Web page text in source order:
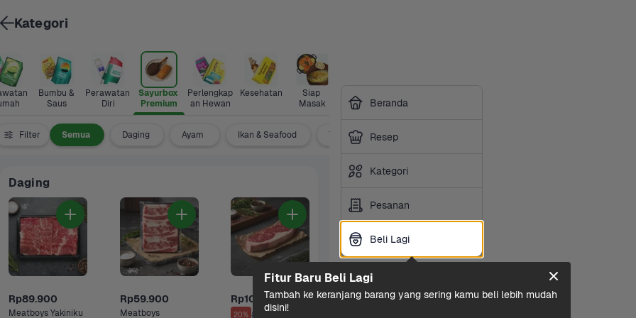
Bumbu &
Saus
Perawatan
Diri
Sayurbox
Premium
Perlengkap
an Hewan
Kesehatan
Siap
Masak
Filter Semua Daging Ayam Ikan & Seafood Tahu, Tempe & Telur
Daging
Rp89.900
Meatboys Yakiniku
Rp59.900
Meatboys
Rp100.700
20% Rp125.900
Beranda
Resep
Kategori
Pesanan
Beli Lagi
Kategori
Beli Lagi
Fitur Baru Beli Lagi
Tambah ke keranjang barang yang sering kamu beli lebih mudah
disini!